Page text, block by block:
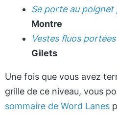
Se porte au
Montre
Vestes fluos
Gilets
Une fois que vous avez
grille de ce niveau, vous
sommaire de Word Lanes